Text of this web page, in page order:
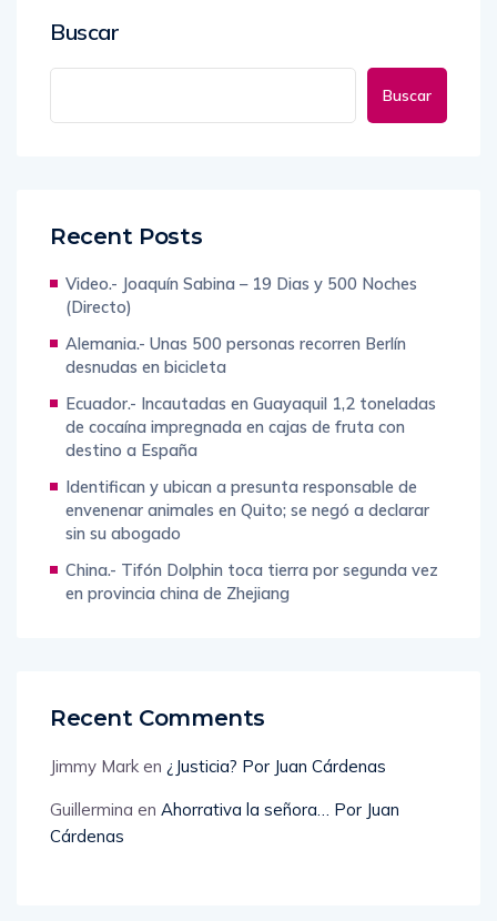
Buscar
Buscar
Recent Posts
Video.- Joaquín Sabina – 19 Dias y 500 Noches
(Directo)
Alemania.- Unas 500 personas recorren Berlín
desnudas en bicicleta
Ecuador.- Incautadas en Guayaquil 1,2 toneladas
de cocaína impregnada en cajas de fruta con
destino a España
Identifican y ubican a presunta responsable de
envenenar animales en Quito; se negó a declarar
sin su abogado
China.- Tifón Dolphin toca tierra por segunda vez
en provincia china de Zhejiang
Recent Comments
Jimmy Mark en ¿Justicia? Por Juan Cárdenas
Guillermina en Ahorrativa la señora… Por Juan
Cárdenas